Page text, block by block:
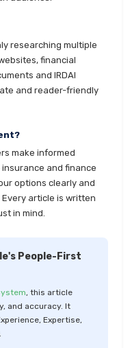
80d
india
researching multiple
financial
and IRDAI
and reader-friendly
make informed
and finance
options clearly and
article is written
in mind.
People-First
, this article
and accuracy. It
Expertise,